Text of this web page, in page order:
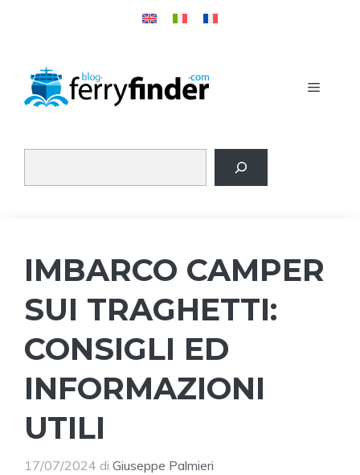
MENU
IMBARCO CAMPER
SUI TRAGHETTI:
CONSIGLI ED
INFORMAZIONI
UTILI
17/07/2024 di Giuseppe Palmieri